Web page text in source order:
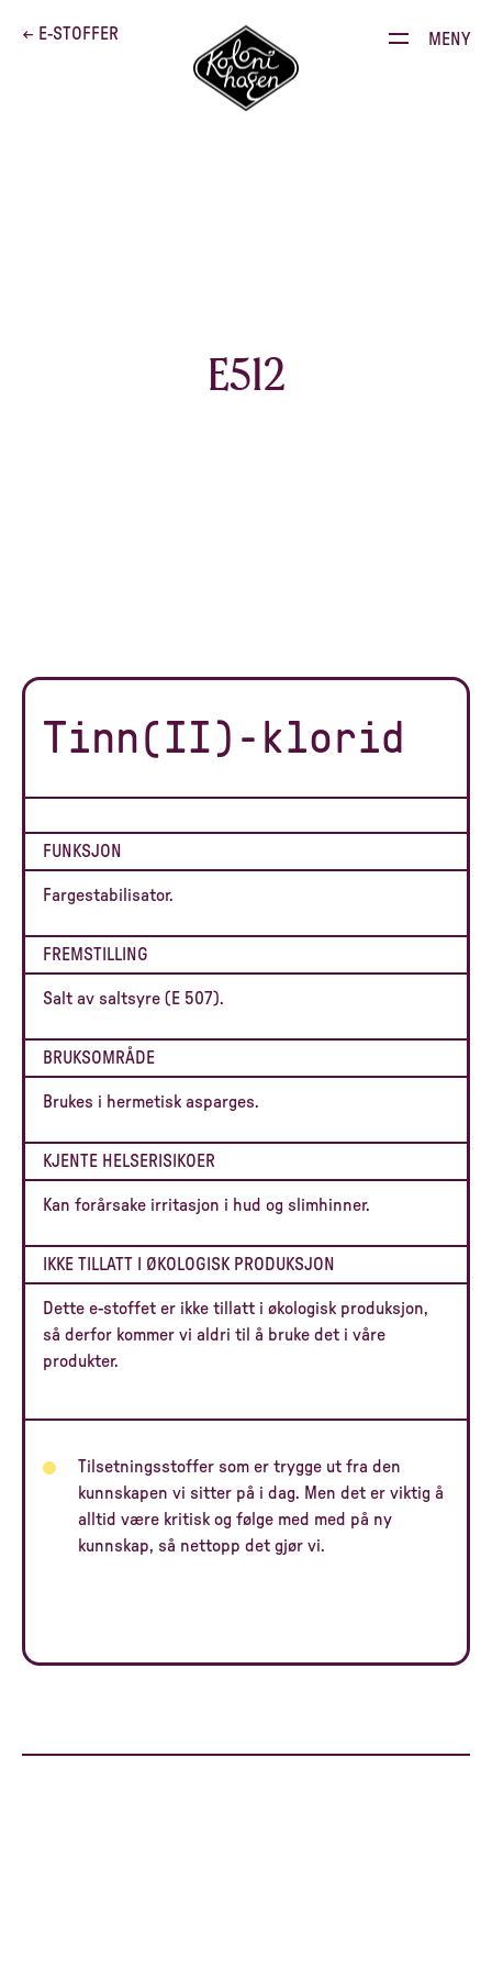
← E-STOFFER MENY
Dette brenner vi for
Produkter
GårdenE512
Tinn(II)-klorid
FUNKSJON
Fargestabilisator.
FREMSTILLING
Salt av saltsyre (E 507).
BRUKSOMRÅDE
Brukes i hermetisk asparges.
KJENTE HELSERISIKOER
Kan forårsake irritasjon i hud og slimhinner.
IKKE TILLATT I ØKOLOGISK PRODUKSJON
Dette e-stoffet er ikke tillatt i økologisk produksjon,
så derfor kommer vi aldri til å bruke det i våre
produkter.
Tilsetningsstoffer som er trygge ut fra den
kunnskapen vi sitter på i dag. Men det er viktig å
alltid være kritisk og følge med med på ny
kunnskap, så nettopp det gjør vi.